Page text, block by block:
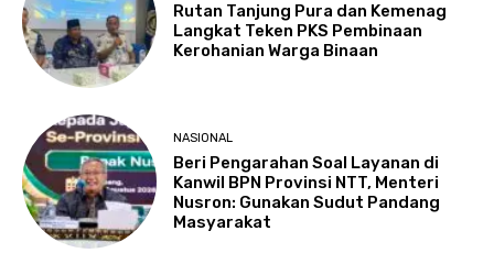
Rutan Tanjung Pura dan Kemenag
Langkat Teken PKS Pembinaan
Kerohanian Warga Binaan
NASIONAL
Beri Pengarahan Soal Layanan di
Kanwil BPN Provinsi NTT, Menteri
Nusron: Gunakan Sudut Pandang
Masyarakat